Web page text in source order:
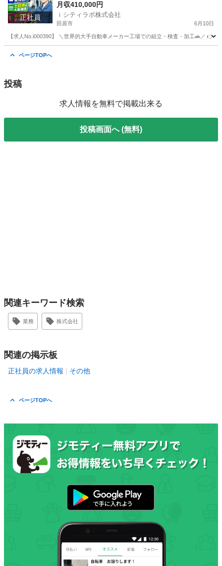
正社員
月収410,000円
ｉシティラボ株式会社
田原市 6月10日
【求人No.i000390】 ＼世界的大手自動車メーカー工場での組立・検査・加工🚗／ 👉
ページTOPへ
投稿
求人情報を無料で掲載出来る
投稿画面へ (無料)
関連キーワード検索
業務 株式会社
関連の掲示板
正社員の求人情報 その他
ページTOPへ